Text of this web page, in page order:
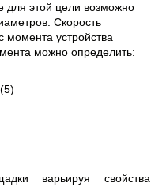
этой цели возможно
Скорость
момента устройства
можно определить:
(5)
варьируя свойства